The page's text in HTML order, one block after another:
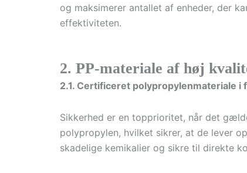
og maksimerer antallet af enheder, der
effektiviteten.
2. PP-materiale af høj
2.1. Certificeret polypropylenmateriale i
Sikkerhed er en topprioritet, når det
polypropylen, hvilket sikrer, at de lever
skadelige kemikalier og sikre til direkte